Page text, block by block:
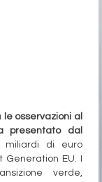
le osservazioni al
presentato dal
di euro
EU. I
verde,